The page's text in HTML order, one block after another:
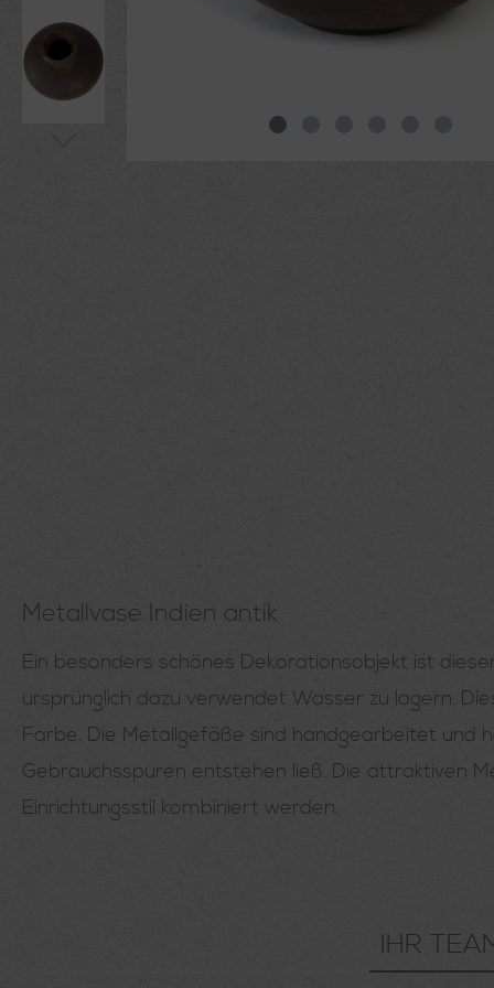
Metallvase Indien antik
Ein besonders schönes Dekorationsobjekt ist
ursprünglich dazu verwendet Wasser zu lagern.
Farbe. Die Metallgefäße sind handgearbeitet und
Gebrauchsspuren entstehen ließ. Die attraktiven
Einrichtungsstil kombiniert werden.
IHR